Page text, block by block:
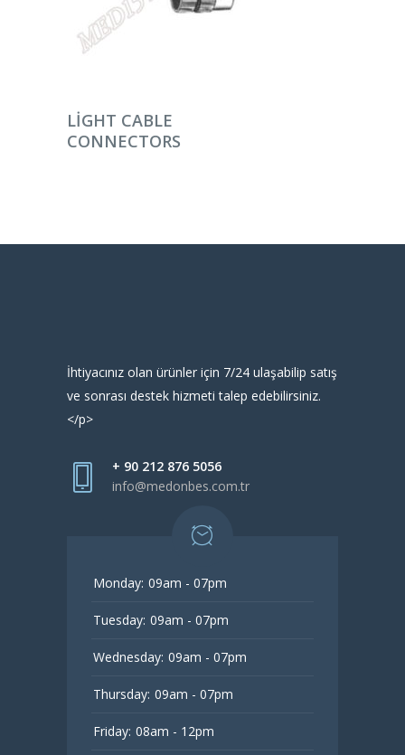
DEVAMINI OKU
LIGHT CABLE
CONNECTORS
İhtiyacınız olan ürünler için 7/24 ulaşabilip satış
ve sonrası destek hizmeti talep edebilirsiniz.
</p>
+ 90 212 876 5056
info@medonbes.com.tr
Monday: 09am - 07pm
Tuesday: 09am - 07pm
Wednesday: 09am - 07pm
Thursday: 09am - 07pm
Friday: 08am - 12pm